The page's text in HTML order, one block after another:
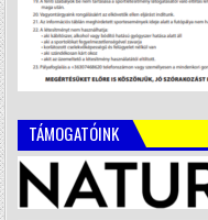
TÁMOGATÓINK